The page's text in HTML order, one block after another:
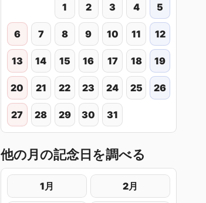
1 2 3 4 5
6 7 8 9 10 11 12
13 14 15 16 17 18 19
20 21 22 23 24 25 26
27 28 29 30 31
他の月の記念日を調べる
1月 2月